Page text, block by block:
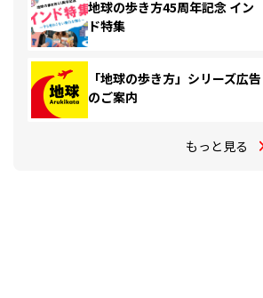
地球の歩き方45周年記念 イン
ド特集
「地球の歩き方」シリーズ広告
のご案内
もっと見る